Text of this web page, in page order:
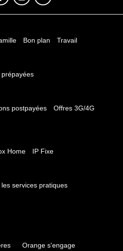
Bon plan Travail
postpayées
Offres 3G/4G
Home IP Fixe
les services pratiques
Orange s'engage